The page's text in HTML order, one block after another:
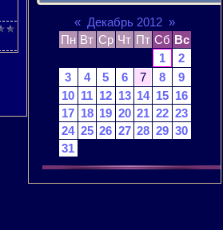
« Декабрь 2012 »
Пн Вт Ср Чт Пт Сб Вс
1
2
3
4 5 6 7 8
9
10 11 12 13 14 15 16
17 18 19 20 21 22 23
24 25 26 27 28 29 30
31